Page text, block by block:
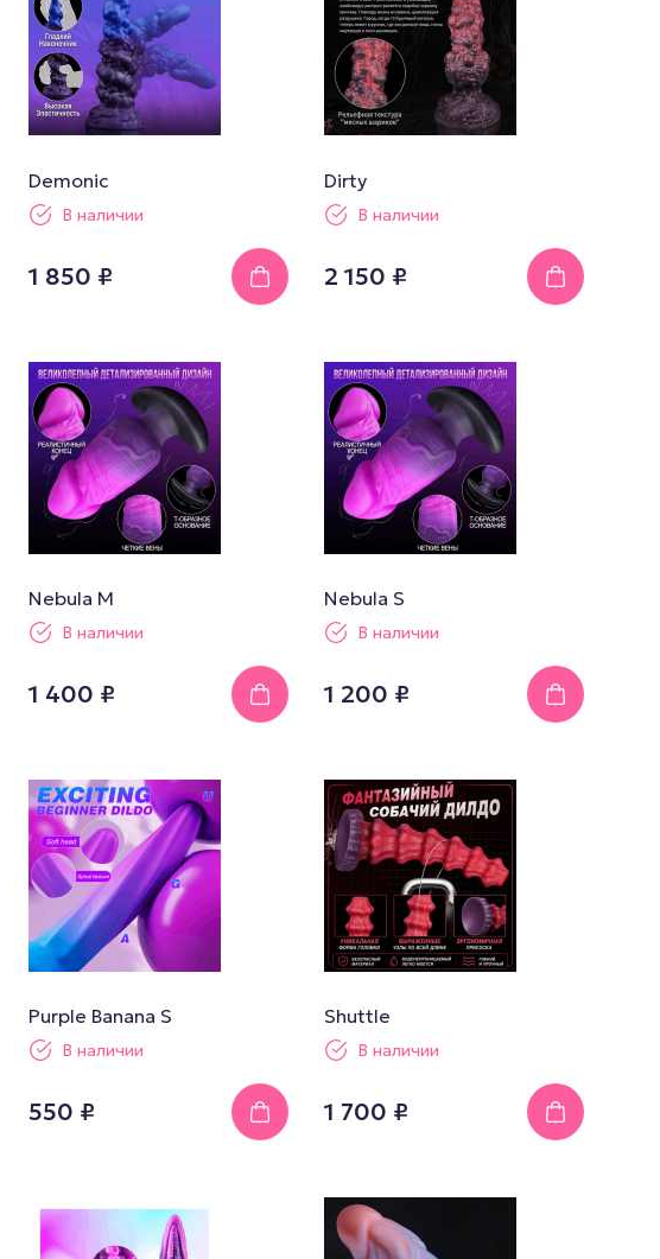
Demonic
В наличии
1 850 ₽
Dirty
В наличии
2 150 ₽
Nebula M
В наличии
1 400 ₽
Nebula S
В наличии
1 200 ₽
Purple Banana S
В наличии
550 ₽
Shuttle
В наличии
1 700 ₽